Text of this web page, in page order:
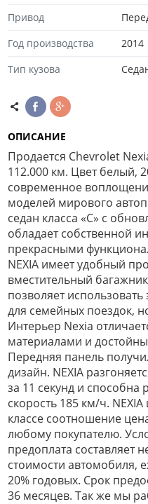
Привод
Год производства
2014
Тип кузова
ОПИСАНИЕ
Продается Chevrolet
112.000 км. Цвет белый,
современное
моделей мирового
седан класса «С» с
обладает собственной
прекрасными
NEXIA имеет удобный
вместительный
позволяет
для семейных поездок,
Интерьер Nexia
материалами и
Передняя панель
дизайн. NEXIA
за 11 секунд и
скорость 185 км/ч.
классе соотношение
любому покупателю.
предоплата составляет
стоимости автомобиля,
20% годовых. Срок
36 месяцев. Так же мы